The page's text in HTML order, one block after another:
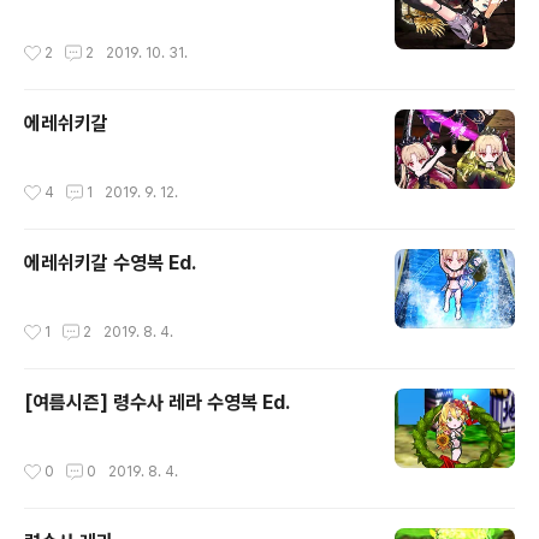
2 2 2019. 10. 31.
에레쉬키갈
4 1 2019. 9. 12.
에레쉬키갈 수영복 Ed.
1 2 2019. 8. 4.
[여름시즌] 령수사 레라 수영복 Ed.
0 0 2019. 8. 4.